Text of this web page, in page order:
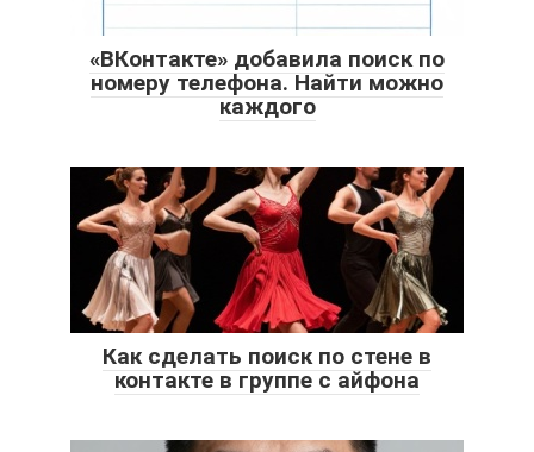
«ВКонтакте» добавила поиск по
номеру телефона. Найти можно
каждого
Как сделать поиск по стене в
контакте в группе с айфона